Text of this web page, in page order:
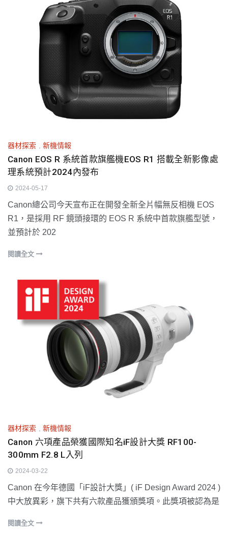
器材探索 , 新機情報
Canon EOS R 系統首款旗艦機EOS R1 搭載全新影像處
理系統預計2024內發布
2024-05-17
Canon總公司今天宣布正在開發全新全片幅無反相機 EOS
R1，是採用 RF 鏡頭接環的 EOS R 系統中首款旗艦型號，
並預計於 202
閱讀全文
器材探索 , 新機情報
Canon 六項產品榮獲國際知名iF設計大獎 RF100-
300mm F2.8 L入列
2024-03-22
Canon 在今年德國「iF設計大獎」( iF Design Award 2024 )
中大放異彩，旗下共有六款產品獲頒獎項。此獎項被認為是
閱讀全文